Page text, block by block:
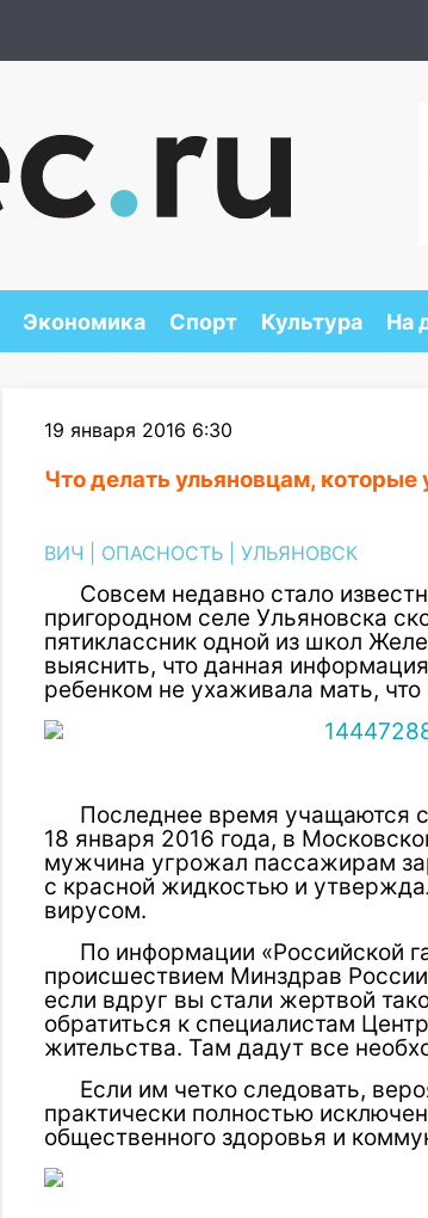
Экономика Спорт Культура На
19 января 2016 6:30
Что делать ульяновцам,
ВИЧ ОПАСНОСТЬ УЛЬЯНОВСК
Совсем недавно стало
пригородном селе Ульяновска
пятиклассник одной из школ
выяснить, что данная
ребенком не ухаживала мать,
Последнее время учащаются
18 января 2016 года, в
мужчина угрожал пассажирам
с красной жидкостью и
вирусом.
По информации «Российской
происшествием Минздрав
если вдруг вы стали жертвой
обратиться к специалистам
жительства. Там дадут все
Если им четко следовать,
практически полностью
общественного здоровья и